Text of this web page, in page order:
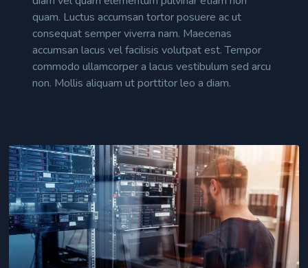
quam. Luctus accumsan tortor posuere ac ut
consequat semper viverra nam. Maecenas
accumsan lacus vel facilisis volutpat est. Tempor
commodo ullamcorper a lacus vestibulum sed arcu
non. Mollis aliquam ut porttitor leo a diam.